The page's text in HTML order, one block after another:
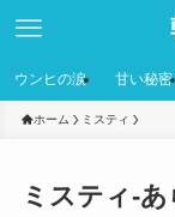
ウンヒの涙 甘い秘密
ホーム ミスティ
ミスティ-